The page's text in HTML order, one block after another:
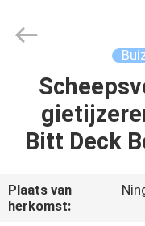
HUIS
PRODUCTEN
VIDEO'S
CO.,LTD.
Bitt Deck
Plaats van
herkomst: